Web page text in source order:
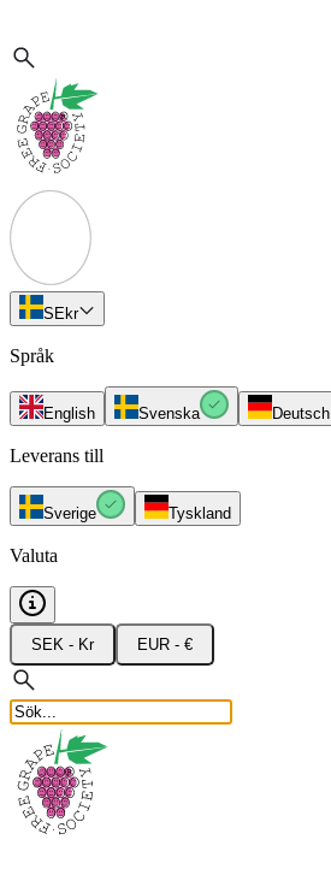
SEkr
Språk
English Svenska Deutsch
Leverans till
Sverige Tyskland
Valuta
SEK - Kr EUR - €